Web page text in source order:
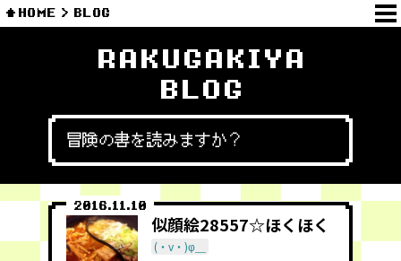
HOME BLOG
RAKUGAKIYA
BLOG
冒険の書を読みますか？
2016.11.10
似顔絵28557☆ほくほく
(・v・)φ＿